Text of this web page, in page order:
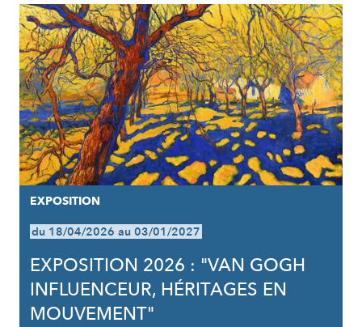
EXPOSITION
du 18/04/2026 au 03/01/2027
EXPOSITION 2026 : "VAN GOGH
INFLUENCEUR, HÉRITAGES EN
MOUVEMENT"